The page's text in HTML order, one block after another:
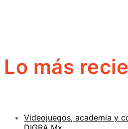
Lo más
Videojuegos, academia y